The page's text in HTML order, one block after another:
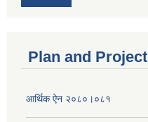
Plan and Project
आर्थिक ऐन २०८०।०८१